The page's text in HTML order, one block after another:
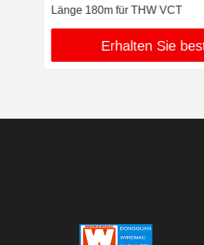
Länge 180m für THW VCT
Erhalten Sie